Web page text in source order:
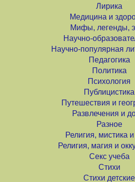
Лирика
Медицина и
Мифы, легенды,
Научно-
Научно-популярная
Педагогика
Политика
Психология
Публицистика
Путешествия и
Развлечения и
Разное
Религия, мистика
Религия, магия и
Секс учеба
Стихи
Стихи детские